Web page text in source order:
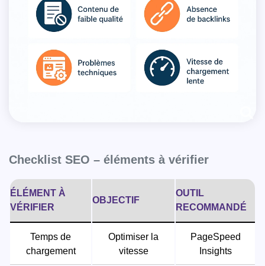
Checklist SEO – éléments à vérifier
ÉLÉMENT À
VÉRIFIER
OBJECTIF
OUTIL
RECOMMANDÉ
Temps de
chargement
Optimiser la
vitesse
PageSpeed
Insights